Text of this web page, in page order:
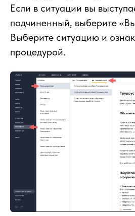
Если в ситуации вы
подчиненный, выберите
Выберите ситуацию и
процедурой.